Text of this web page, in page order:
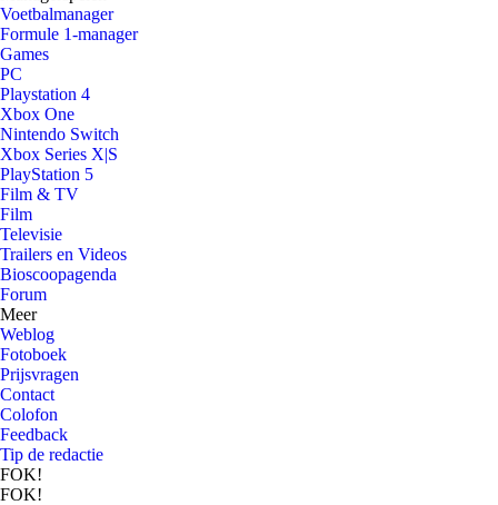
Voetbalmanager
Formule 1-manager
Games
PC
Playstation 4
Xbox One
Nintendo Switch
Xbox Series X|S
PlayStation 5
Film & TV
Film
Televisie
Trailers en Videos
Bioscoopagenda
Forum
Meer
Weblog
Fotoboek
Prijsvragen
Contact
Colofon
Feedback
Tip de redactie
FOK!
FOK!